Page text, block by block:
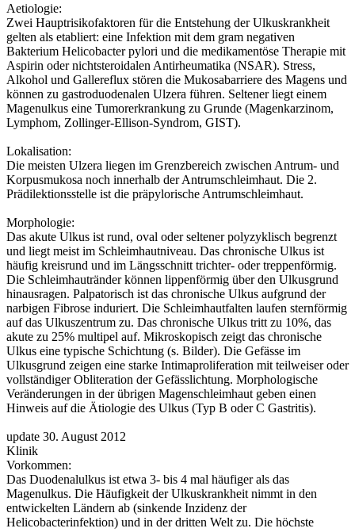
Aetiologie:
Zwei Hauptrisikofaktoren für die Entstehung der Ulkuskrankheit
gelten als etabliert: eine Infektion mit dem gram negativen
Bakterium Helicobacter pylori und die medikamentöse Therapie mit
Aspirin oder nichtsteroidalen Antirheumatika (NSAR). Stress,
Alkohol und Gallereflux stören die Mukosabarriere des Magens und
können zu gastroduodenalen Ulzera führen. Seltener liegt einem
Magenulkus eine Tumorerkrankung zu Grunde (Magenkarzinom,
Lymphom, Zollinger-Ellison-Syndrom, GIST).
Lokalisation:
Die meisten Ulzera liegen im Grenzbereich zwischen Antrum- und
Korpusmukosa noch innerhalb der Antrumschleimhaut. Die 2.
Prädilektionsstelle ist die präpylorische Antrumschleimhaut.
Morphologie:
Das akute Ulkus ist rund, oval oder seltener polyzyklisch begrenzt
und liegt meist im Schleimhautniveau. Das chronische Ulkus ist
häufig kreisrund und im Längsschnitt trichter- oder treppenförmig.
Die Schleimhautränder können lippenförmig über den Ulkusgrund
hinausragen. Palpatorisch ist das chronische Ulkus aufgrund der
narbigen Fibrose induriert. Die Schleimhautfalten laufen sternförmig
auf das Ulkuszentrum zu. Das chronische Ulkus tritt zu 10%, das
akute zu 25% multipel auf. Mikroskopisch zeigt das chronische
Ulkus eine typische Schichtung (s. Bilder). Die Gefässe im
Ulkusgrund zeigen eine starke Intimaproliferation mit teilweiser oder
vollständiger Obliteration der Gefässlichtung. Morphologische
Veränderungen in der übrigen Magenschleimhaut geben einen
Hinweis auf die Ätiologie des Ulkus (Typ B oder C Gastritis).
update 30. August 2012
Klinik
Vorkommen:
Das Duodenalulkus ist etwa 3- bis 4 mal häufiger als das
Magenulkus. Die Häufigkeit der Ulkuskrankheit nimmt in den
entwickelten Ländern ab (sinkende Inzidenz der
Helicobacterinfektion) und in der dritten Welt zu. Die höchste